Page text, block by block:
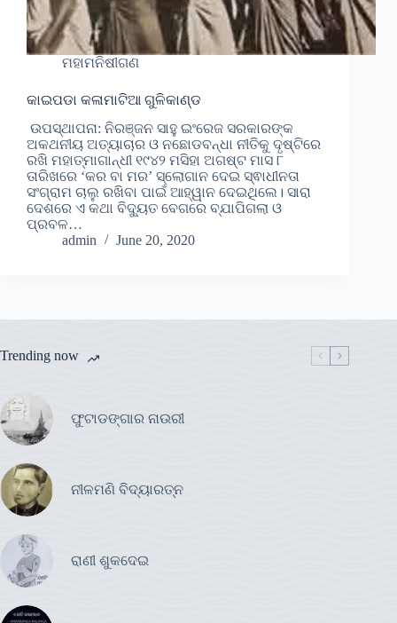
ମହାମନିଷୀଗଣ
କାଇପଡା କଳାମାଟିଆ ଗୁଳିକାଣ୍ଡ
ଉପସ୍ଥାପନା: ନିରଞ୍ଜନ ସାହୁ ଇଂରେଜ ସରକାରଙ୍କ
ଅକଥନୀୟ ଅତ୍ୟାଚାର ଓ ନଛୋଡବନ୍ଧା ନୀତିକୁ ଦୃଷ୍ଟିରେ
ରଖି ମହାତ୍ମାଗାନ୍ଧୀ ୧୯୪୨ ମସିହା ଅଗଷ୍ଟ ମାସ ୮
ତାରିଖରେ ‘କର ବା ମର’ ସ୍ଲୋଗାନ ଦେଇ ସ୍ଵାଧୀନତା
ସଂଗ୍ରାମ ଚାଲୁ ରଖିବା ପାଇଁ ଆହ୍ୱାନ ଦେଇଥିଲେ। ସାରା
ଦେଶରେ ଏ କଥା ବିଦ୍ୟୁତ ବେଗରେ ବ୍ଯାପିଗଲା ଓ
ପ୍ରବଳ…
admin
June 20, 2020
Trending now
ଫୁଟାଡଙ୍ଗାର ନାଉରୀ
ନୀଳମଣି ବିଦ୍ୟାରତ୍ନ
ରାଣୀ ଶୁକଦେଇ